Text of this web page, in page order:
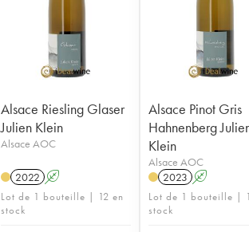
Alsace Riesling Glaser
Julien Klein
Alsace AOC
2022 A
Lot de 1 bouteille | 12 en
stock
Alsace Pinot Gris
Hahnenberg
Klein
Alsace AOC
2023 A
Lot de 1 bouteille |
stock